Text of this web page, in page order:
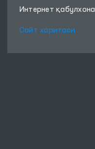
Интернет қабулхона
Сайт харитаси